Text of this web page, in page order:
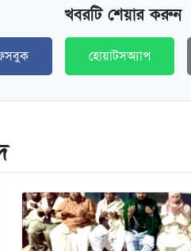
খবরটি শেয়ার করুন
হোয়াটসঅ্যাপ